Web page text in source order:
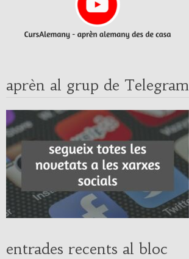
aprèn al grup de Telegram
entrades recents al bloc